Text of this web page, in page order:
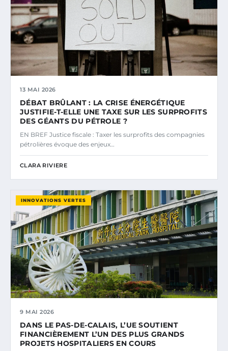
13 MAI 2026
DÉBAT BRÛLANT : LA CRISE ÉNERGÉTIQUE
JUSTIFIE-T-ELLE UNE TAXE SUR LES SURPROFITS
DES GÉANTS DU PÉTROLE ?
EN BREF Justice fiscale : Taxer les surprofits des compagnies
pétrolières évoque des enjeux…
CLARA RIVIERE
INNOVATIONS VERTES
9 MAI 2026
DANS LE PAS-DE-CALAIS, L’UE SOUTIENT
FINANCIÈREMENT L’UN DES PLUS GRANDS
PROJETS HOSPITALIERS EN COURS